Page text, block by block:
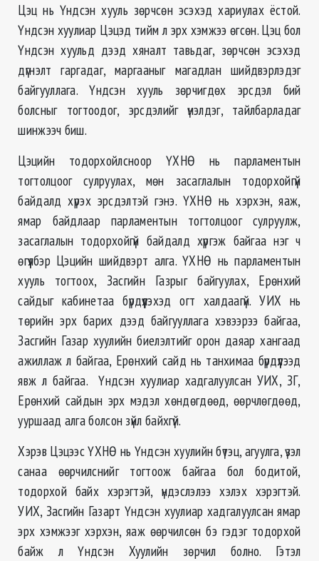
Цэц нь Үндсэн хууль зөрчсөн эсэхэд хариулах ёстой.
Үндсэн хуулиар Цэцэд тийм л эрх хэмжээ өгсөн. Цэц бол
Үндсэн хуульд дээд хяналт тавьдаг, зөрчсөн эсэхэд
дүгнэлт гаргадаг, маргааныг магадлан шийдвэрлэдэг
байгууллага. Үндсэн хууль зөрчигдөх эрсдэл бий
болсныг тогтоодог, эрсдэлийг үнэлдэг, тайлбарладаг
шинжээч биш.
Цэцийн тодорхойлсноор ҮХНӨ нь парламентын
тогтолцоог сулруулах, мөн засаглалын тодорхойгүй
байдалд хүрэх эрсдэлтэй гэнэ. ҮХНӨ нь хэрхэн, яаж,
ямар байдлаар парламентын тогтолцоог сулруулж,
засаглалын тодорхойгүй байдалд хүргэж байгаа нэг ч
өгүүлбэр Цэцийн шийдвэрт алга. ҮХНӨ нь парламентын
хууль тогтоох, Засгийн Газрыг байгуулах, Ерөнхий
сайдыг кабинетаа бүрдүүлэхэд огт халдаагүй. УИХ нь
төрийн эрх барих дээд байгууллага хэвээрээ байгаа,
Засгийн Газар хуулийн биелэлтийг орон даяар хангаад
ажиллаж л байгаа, Ерөнхий сайд нь танхимаа бүрдүүлээд
явж л байгаа. Үндсэн хуулиар хадгалуулсан УИХ, ЗГ,
Ерөнхий сайдын эрх мэдэл хөндөгдөөд, өөрчлөгдөөд,
ууршаад алга болсон зүйл байхгүй.
Хэрэв Цэцээс ҮХНӨ нь Үндсэн хуулийн бүтэц, агуулга, үзэл
санаа өөрчилснийг тогтоож байгаа бол бодитой,
тодорхой байх хэрэгтэй, үндэслэлээ хэлэх хэрэгтэй.
УИХ, Засгийн Газарт Үндсэн хуулиар хадгалуулсан ямар
эрх хэмжээг хэрхэн, яаж өөрчилсөн бэ гэдэг тодорхой
байж л Үндсэн Хуулийн зөрчил болно. Гэтэл